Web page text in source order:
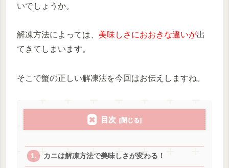
いでしょうか。
解凍方法によっては、 美味しさにおおきな違いが出
てきてしまいます。
そこで蟹の正しい解凍法を今回はお伝えしますね。
目次
カニは解凍方法で美味しさが変わる！